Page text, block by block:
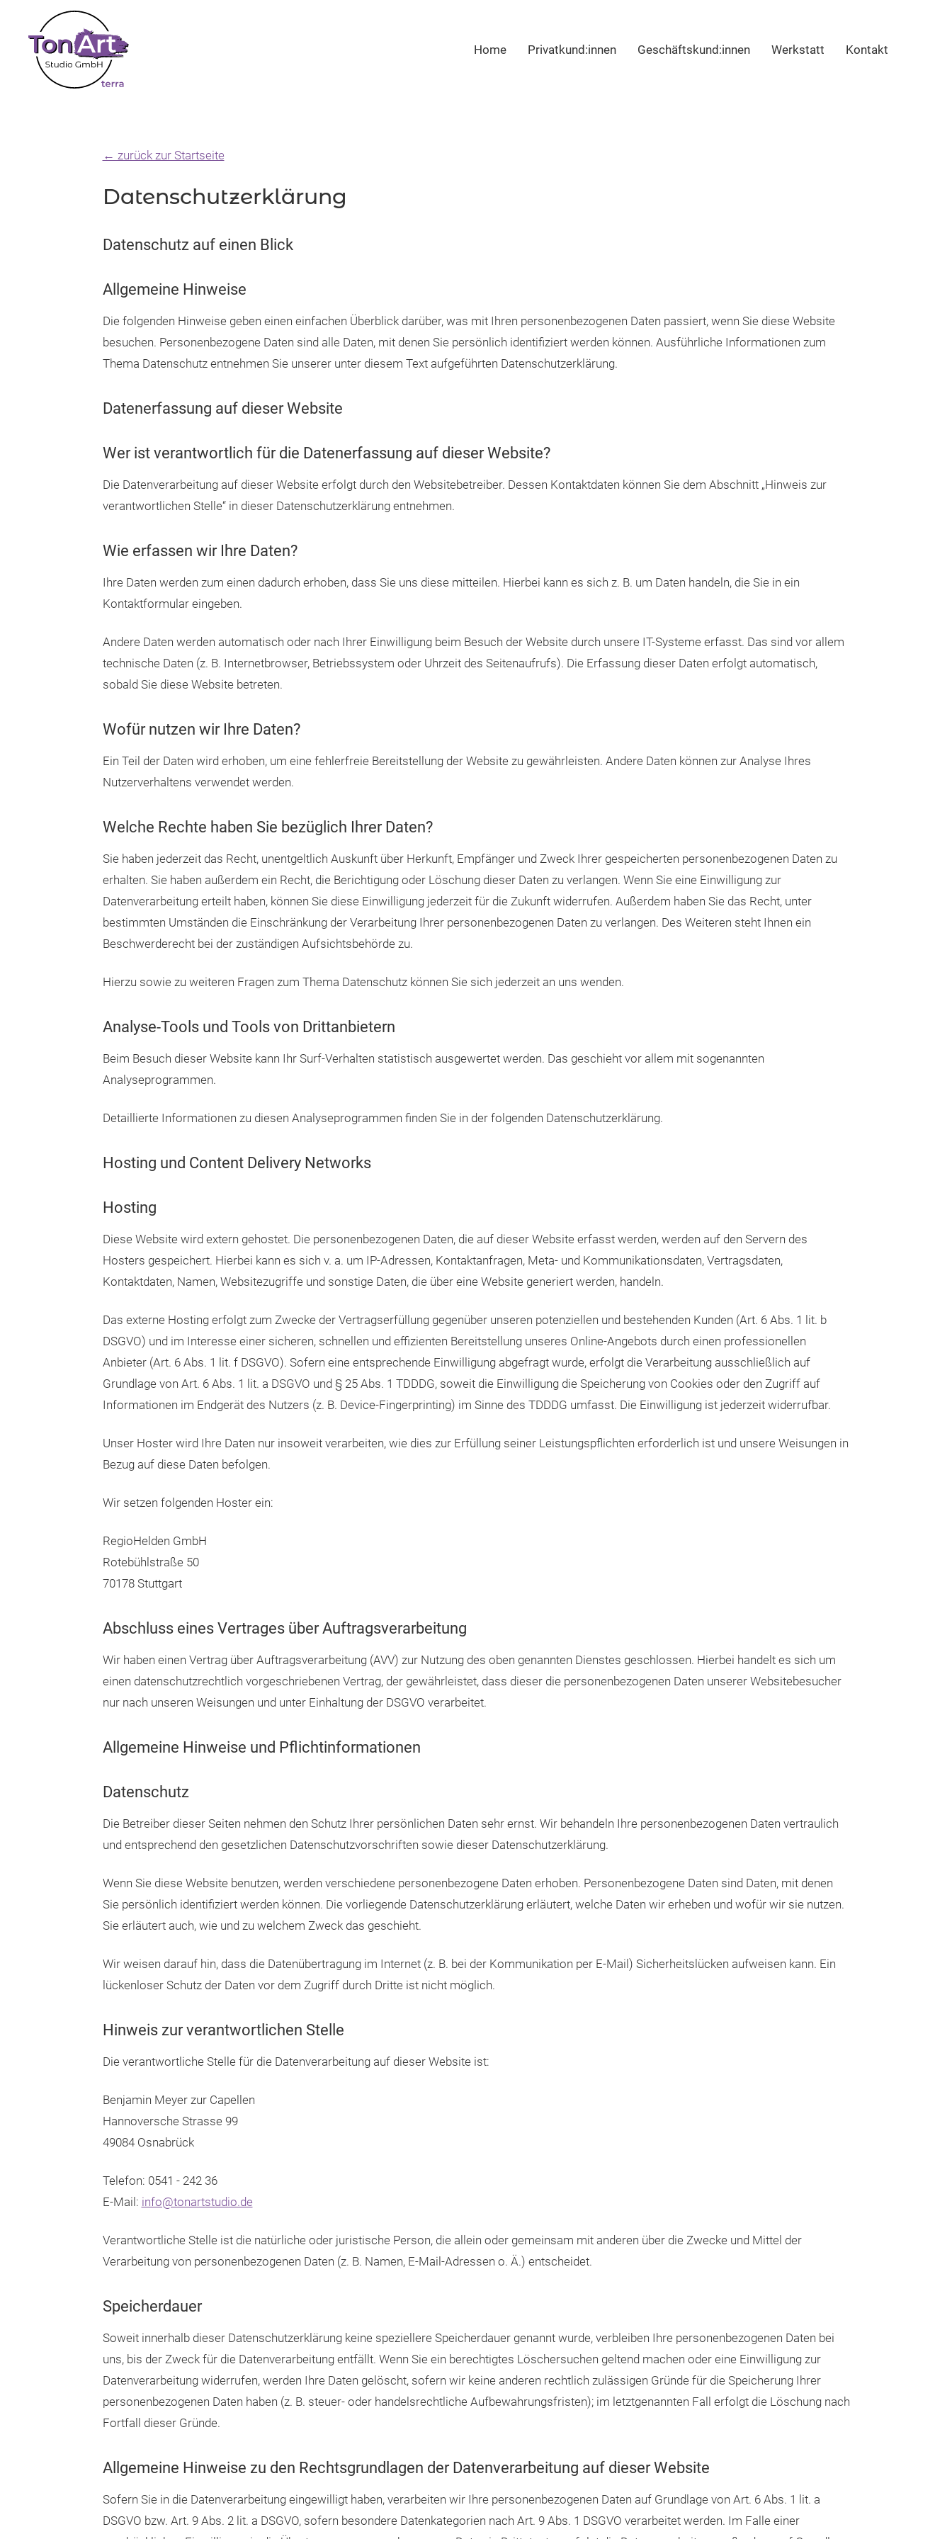
Hauptinhalt
wechseln
Hauptmenü
Home Privatkund:innen Geschäftskund:innen Werkstatt Kontakt
← zurück zur Startseite
Datenschutzerklärung
Datenschutz auf einen Blick
Allgemeine Hinweise
Die folgenden Hinweise geben einen einfachen Überblick darüber, was mit Ihren personenbezogenen Daten passiert, wenn Sie diese Website
besuchen. Personenbezogene Daten sind alle Daten, mit denen Sie persönlich identifiziert werden können. Ausführliche Informationen zum
Thema Datenschutz entnehmen Sie unserer unter diesem Text aufgeführten Datenschutzerklärung.
Datenerfassung auf dieser Website
Wer ist verantwortlich für die Datenerfassung auf dieser Website?
Die Datenverarbeitung auf dieser Website erfolgt durch den Websitebetreiber. Dessen Kontaktdaten können Sie dem Abschnitt „Hinweis zur
verantwortlichen Stelle“ in dieser Datenschutzerklärung entnehmen.
Wie erfassen wir Ihre Daten?
Ihre Daten werden zum einen dadurch erhoben, dass Sie uns diese mitteilen. Hierbei kann es sich z. B. um Daten handeln, die Sie in ein
Kontaktformular eingeben.
Andere Daten werden automatisch oder nach Ihrer Einwilligung beim Besuch der Website durch unsere IT-Systeme erfasst. Das sind vor allem
technische Daten (z. B. Internetbrowser, Betriebssystem oder Uhrzeit des Seitenaufrufs). Die Erfassung dieser Daten erfolgt automatisch,
sobald Sie diese Website betreten.
Wofür nutzen wir Ihre Daten?
Ein Teil der Daten wird erhoben, um eine fehlerfreie Bereitstellung der Website zu gewährleisten. Andere Daten können zur Analyse Ihres
Nutzerverhaltens verwendet werden.
Welche Rechte haben Sie bezüglich Ihrer Daten?
Sie haben jederzeit das Recht, unentgeltlich Auskunft über Herkunft, Empfänger und Zweck Ihrer gespeicherten personenbezogenen Daten zu
erhalten. Sie haben außerdem ein Recht, die Berichtigung oder Löschung dieser Daten zu verlangen. Wenn Sie eine Einwilligung zur
Datenverarbeitung erteilt haben, können Sie diese Einwilligung jederzeit für die Zukunft widerrufen. Außerdem haben Sie das Recht, unter
bestimmten Umständen die Einschränkung der Verarbeitung Ihrer personenbezogenen Daten zu verlangen. Des Weiteren steht Ihnen ein
Beschwerderecht bei der zuständigen Aufsichtsbehörde zu.
Hierzu sowie zu weiteren Fragen zum Thema Datenschutz können Sie sich jederzeit an uns wenden.
Analyse-Tools und Tools von Drittanbietern
Beim Besuch dieser Website kann Ihr Surf-Verhalten statistisch ausgewertet werden. Das geschieht vor allem mit sogenannten
Analyseprogrammen.
Detaillierte Informationen zu diesen Analyseprogrammen finden Sie in der folgenden Datenschutzerklärung.
Hosting und Content Delivery Networks
Hosting
Diese Website wird extern gehostet. Die personenbezogenen Daten, die auf dieser Website erfasst werden, werden auf den Servern des
Hosters gespeichert. Hierbei kann es sich v. a. um IP-Adressen, Kontaktanfragen, Meta- und Kommunikationsdaten, Vertragsdaten,
Kontaktdaten, Namen, Websitezugriffe und sonstige Daten, die über eine Website generiert werden, handeln.
Das externe Hosting erfolgt zum Zwecke der Vertragserfüllung gegenüber unseren potenziellen und bestehenden Kunden (Art. 6 Abs. 1 lit. b
DSGVO) und im Interesse einer sicheren, schnellen und effizienten Bereitstellung unseres Online-Angebots durch einen professionellen
Anbieter (Art. 6 Abs. 1 lit. f DSGVO). Sofern eine entsprechende Einwilligung abgefragt wurde, erfolgt die Verarbeitung ausschließlich auf
Grundlage von Art. 6 Abs. 1 lit. a DSGVO und § 25 Abs. 1 TDDDG, soweit die Einwilligung die Speicherung von Cookies oder den Zugriff auf
Informationen im Endgerät des Nutzers (z. B. Device-Fingerprinting) im Sinne des TDDDG umfasst. Die Einwilligung ist jederzeit widerrufbar.
Unser Hoster wird Ihre Daten nur insoweit verarbeiten, wie dies zur Erfüllung seiner Leistungspflichten erforderlich ist und unsere Weisungen in
Bezug auf diese Daten befolgen.
Wir setzen folgenden Hoster ein:
RegioHelden GmbH
Rotebühlstraße 50
70178 Stuttgart
Abschluss eines Vertrages über Auftragsverarbeitung
Wir haben einen Vertrag über Auftragsverarbeitung (AVV) zur Nutzung des oben genannten Dienstes geschlossen. Hierbei handelt es sich um
einen datenschutzrechtlich vorgeschriebenen Vertrag, der gewährleistet, dass dieser die personenbezogenen Daten unserer Websitebesucher
nur nach unseren Weisungen und unter Einhaltung der DSGVO verarbeitet.
Allgemeine Hinweise und Pflichtinformationen
Datenschutz
Die Betreiber dieser Seiten nehmen den Schutz Ihrer persönlichen Daten sehr ernst. Wir behandeln Ihre personenbezogenen Daten vertraulich
und entsprechend den gesetzlichen Datenschutzvorschriften sowie dieser Datenschutzerklärung.
Wenn Sie diese Website benutzen, werden verschiedene personenbezogene Daten erhoben. Personenbezogene Daten sind Daten, mit denen
Sie persönlich identifiziert werden können. Die vorliegende Datenschutzerklärung erläutert, welche Daten wir erheben und wofür wir sie nutzen.
Sie erläutert auch, wie und zu welchem Zweck das geschieht.
Wir weisen darauf hin, dass die Datenübertragung im Internet (z. B. bei der Kommunikation per E-Mail) Sicherheitslücken aufweisen kann. Ein
lückenloser Schutz der Daten vor dem Zugriff durch Dritte ist nicht möglich.
Hinweis zur verantwortlichen Stelle
Die verantwortliche Stelle für die Datenverarbeitung auf dieser Website ist:
Benjamin Meyer zur Capellen
Hannoversche Strasse 99
49084 Osnabrück
Telefon: 0541 - 242 36
E-Mail: info@tonartstudio.de
Verantwortliche Stelle ist die natürliche oder juristische Person, die allein oder gemeinsam mit anderen über die Zwecke und Mittel der
Verarbeitung von personenbezogenen Daten (z. B. Namen, E-Mail-Adressen o. Ä.) entscheidet.
Speicherdauer
Soweit innerhalb dieser Datenschutzerklärung keine speziellere Speicherdauer genannt wurde, verbleiben Ihre personenbezogenen Daten bei
uns, bis der Zweck für die Datenverarbeitung entfällt. Wenn Sie ein berechtigtes Löschersuchen geltend machen oder eine Einwilligung zur
Datenverarbeitung widerrufen, werden Ihre Daten gelöscht, sofern wir keine anderen rechtlich zulässigen Gründe für die Speicherung Ihrer
personenbezogenen Daten haben (z. B. steuer- oder handelsrechtliche Aufbewahrungsfristen); im letztgenannten Fall erfolgt die Löschung nach
Fortfall dieser Gründe.
Allgemeine Hinweise zu den Rechtsgrundlagen der Datenverarbeitung auf dieser Website
Sofern Sie in die Datenverarbeitung eingewilligt haben, verarbeiten wir Ihre personenbezogenen Daten auf Grundlage von Art. 6 Abs. 1 lit. a
DSGVO bzw. Art. 9 Abs. 2 lit. a DSGVO, sofern besondere Datenkategorien nach Art. 9 Abs. 1 DSGVO verarbeitet werden. Im Falle einer